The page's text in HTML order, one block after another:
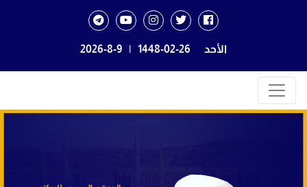
الأحد 1448-02-26
|
2026-8-9